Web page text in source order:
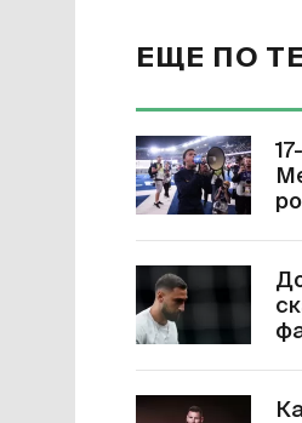
ЕЩЕ ПО